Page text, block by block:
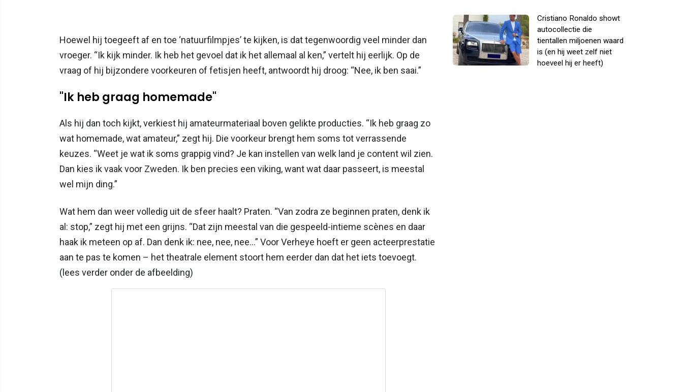
Hoewel hij toegeeft af en toe ‘natuurfilmpjes’ te kijken, is dat tegenwoordig veel minder dan
vroeger. “Ik kijk minder. Ik heb het gevoel dat ik het allemaal al ken,” vertelt hij eerlijk. Op de
vraag of hij bijzondere voorkeuren of fetisjen heeft, antwoordt hij droog: “Nee, ik ben saai.”
"Ik heb graag homemade"
Als hij dan toch kijkt, verkiest hij amateurmateriaal boven gelikte producties. “Ik heb graag zo
wat homemade, wat amateur,” zegt hij. Die voorkeur brengt hem soms tot verrassende
keuzes. “Weet je wat ik soms grappig vind? Je kan instellen van welk land je content wil zien.
Dan kies ik vaak voor Zweden. Ik ben precies een viking, want wat daar passeert, is meestal
wel mijn ding.”
Wat hem dan weer volledig uit de sfeer haalt? Praten. “Van zodra ze beginnen praten, denk ik
al: stop,” zegt hij met een grijns. “Dat zijn meestal van die gespeeld-intieme scènes en daar
haak ik meteen op af. Dan denk ik: nee, nee, nee...” Voor Verheye hoeft er geen acteerprestatie
aan te pas te komen – het theatrale element stoort hem eerder dan dat het iets toevoegt.
(lees verder onder de afbeelding)
Cristiano Ronaldo showt
autocollectie die
tientallen miljoenen waard
is (en hij weet zelf niet
hoeveel hij er heeft)